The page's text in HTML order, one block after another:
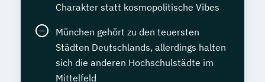
Charakter statt kosmopolitische Vibes
München gehört zu den teuersten
Städten Deutschlands, allerdings halten
sich die anderen Hochschulstädte im
Mittelfeld